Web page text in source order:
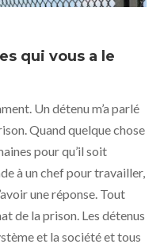
qui vous a le
Un détenu m’a parlé
Quand quelque chose
pour qu’il soit
à un chef pour travailler,
une réponse. Tout
de la prison. Les détenus
et la société et tous